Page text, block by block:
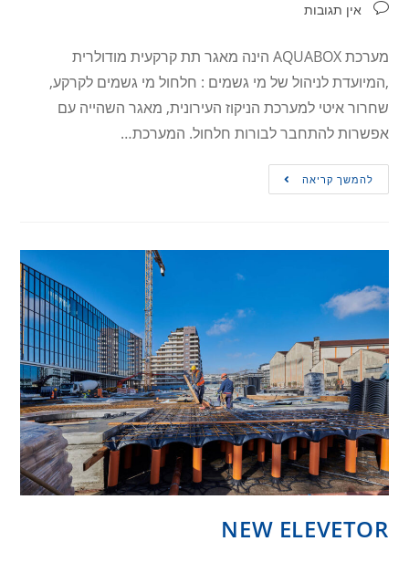
אין תגובות
מערכת AQUABOX הינה מאגר תת קרקעית מודולרית
,המיועדת לניהול של מי גשמים : חלחול מי גשמים לקרקע,
שחרור איטי למערכת הניקוז העירונית, מאגר השהייה עם
אפשרות להתחבר לבורות חלחול. המערכת…
להמשך קריאה
NEW ELEVETOR